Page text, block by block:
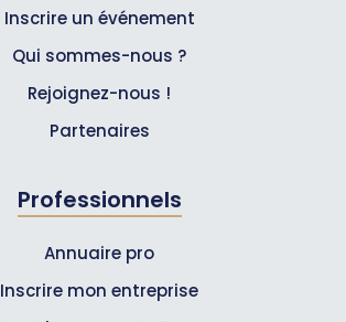
Inscrire un événement
Qui sommes-nous ?
Rejoignez-nous !
Partenaires
Professionnels
Annuaire pro
Inscrire mon entreprise